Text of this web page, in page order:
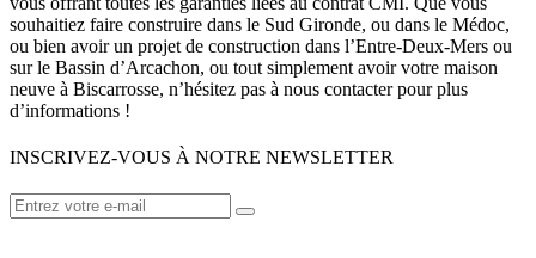
souhaitiez faire construire dans le Sud Gironde, ou dans le Médoc,
ou bien avoir un projet de construction dans l’Entre-Deux-Mers ou
sur le Bassin d’Arcachon, ou tout simplement avoir votre maison
neuve à Biscarrosse, n’hésitez pas à nous contacter pour plus
d’informations !
INSCRIVEZ-VOUS À NOTRE NEWSLETTER